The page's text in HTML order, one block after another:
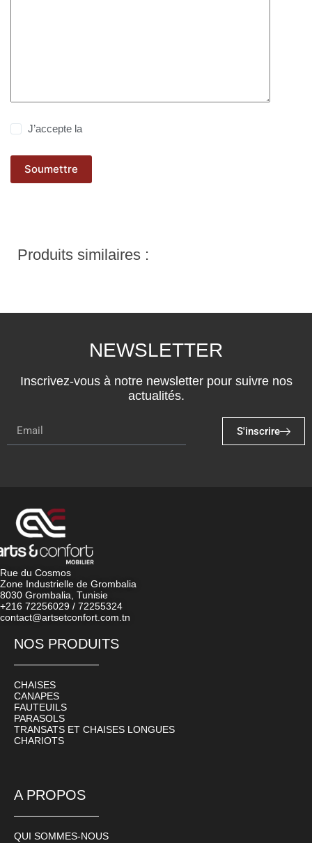
J’accepte la
Soumettre
Produits similaires :
NEWSLETTER
Inscrivez-vous à notre newsletter pour suivre nos
actualités.
S'inscrire
Rue du Cosmos
Zone Industrielle de Grombalia
8030 Grombalia, Tunisie
+216 72256029 / 72255324
contact@artsetconfort.com.tn
NOS PRODUITS
CHAISES
CANAPES
FAUTEUILS
PARASOLS
TRANSATS ET CHAISES LONGUES
CHARIOTS
A PROPOS
QUI SOMMES-NOUS